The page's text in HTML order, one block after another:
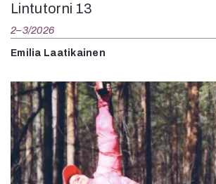
Lintutorni 13
2–3/2026
Emilia Laatikainen